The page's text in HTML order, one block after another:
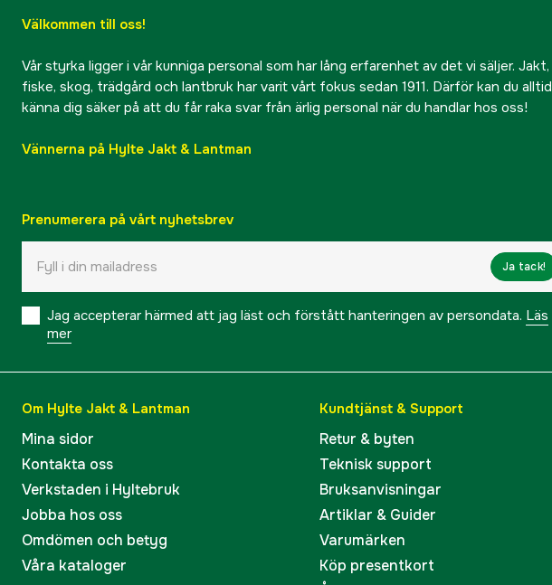
Välkommen till oss!
Vår styrka ligger i vår kunniga personal som har lång erfarenhet av det vi säljer. Jakt,
fiske, skog, trädgård och lantbruk har varit vårt fokus sedan 1911. Därför kan du alltid
känna dig säker på att du får raka svar från ärlig personal när du handlar hos oss!
Vännerna på Hylte Jakt & Lantman
Prenumerera på vårt nyhetsbrev
Ja tack!
Jag accepterar härmed att jag läst och förstått hanteringen av persondata. Läs
mer
Om Hylte Jakt & Lantman
Mina sidor
Kontakta oss
Verkstaden i Hyltebruk
Jobba hos oss
Omdömen och betyg
Våra kataloger
Kundtjänst & Support
Retur & byten
Teknisk support
Bruksanvisningar
Artiklar & Guider
Varumärken
Köp presentkort